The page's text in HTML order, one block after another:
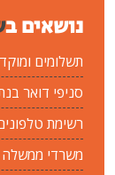
נושאים ב
תשלומים
סניפי דואר
רשימת
משרדי ממשלה